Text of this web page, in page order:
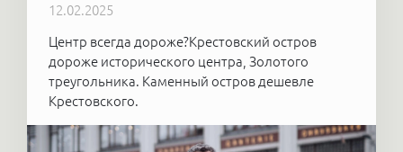
12.02.2025
Центр всегда дороже?Крестовский остров
дороже исторического центра, Золотого
треугольника. Каменный остров дешевле
Крестовского.